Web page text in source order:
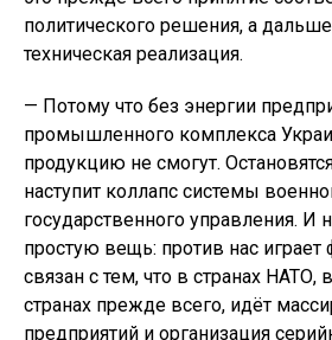
политического решения, а
техническая реализация.
— Потому что без энергии
промышленного комплекса
продукцию не смогут.
наступит коллапс системы
государственного управления. И
простую вещь: против нас
связан с тем, что в странах НАТО,
странах прежде всего, идёт
предприятий и организация